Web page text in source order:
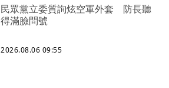
民眾黨立委質詢炫空軍外套 防長聽
得滿臉問號
2026.08.06 09:55